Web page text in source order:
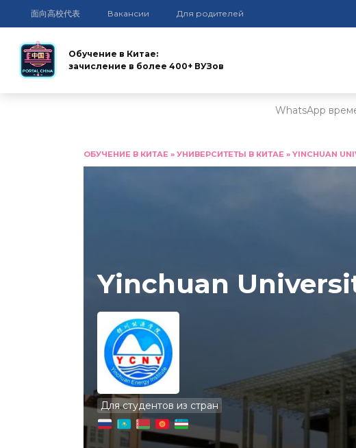
面向高校代表 Вакансии Для родителей
Обучение в Китае:
зачисление в более 400+ ВУЗов
WhatsApp
ОБУЧЕНИЕ В КИТАЕ » УНИВЕРСИТЕТЫ В КИТАЕ » YINCHUAN
Yinchuan
Для студентов из стран